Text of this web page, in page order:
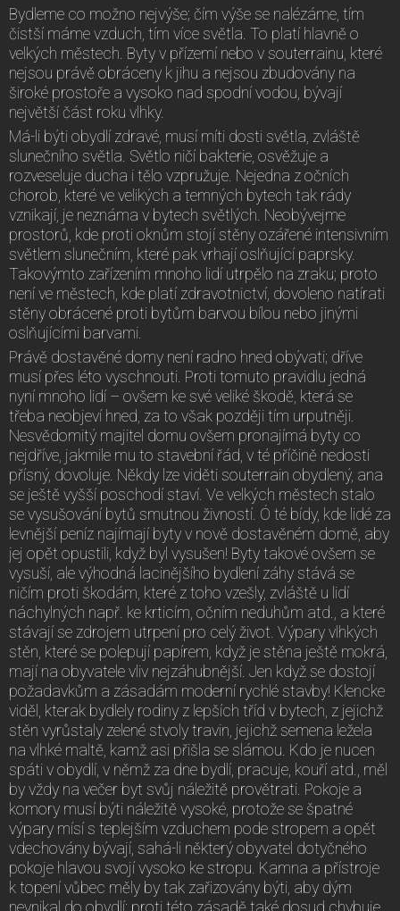
Bydleme co možno nejvýše; čím výše se nalézáme, tím
čistší máme vzduch, tím více světla. To platí hlavně o
velkých městech. Byty v přízemí nebo v souterrainu, které
nejsou právě obráceny k jihu a nejsou zbudovány na
široké prostoře a vysoko nad spodní vodou, bývají
největší část roku vlhky.
Má-li býti obydlí zdravé, musí míti dosti světla, zvláště
slunečního světla. Světlo ničí bakterie, osvěžuje a
rozveseluje ducha i tělo vzpružuje. Nejedna z očních
chorob, které ve velikých a temných bytech tak rády
vznikají, je neznáma v bytech světlých. Neobývejme
prostorů, kde proti oknům stojí stěny ozářené intensivním
světlem slunečním, které pak vrhají oslňující paprsky.
Takovýmto zařízením mnoho lidí utrpělo na zraku; proto
není ve městech, kde platí zdravotnictví, dovoleno natírati
stěny obrácené proti bytům barvou bílou nebo jinými
oslňujícími barvami.
Právě dostavěné domy není radno hned obývati; dříve
musí přes léto vyschnouti. Proti tomuto pravidlu jedná
nyní mnoho lidí – ovšem ke své veliké škodě, která se
třeba neobjeví hned, za to však později tím urputněji.
Nesvědomitý majitel domu ovšem pronajímá byty co
nejdříve, jakmile mu to stavební řád, v té příčině nedosti
přísný, dovoluje. Někdy lze viděti souterrain obydlený, ana
se ještě vyšší poschodí staví. Ve velkých městech stalo
se vysušování bytů smutnou živností. Ó té bídy, kde lidé za
levnější peníz najímají byty v nově dostavěném domě, aby
jej opět opustili, když byl vysušen! Byty takové ovšem se
vysuší, ale výhodná lacinějšího bydlení záhy stává se
ničím proti škodám, které z toho vzešly, zvláště u lidí
náchylných např. ke krticím, očním neduhům atd., a které
stávají se zdrojem utrpení pro celý život. Výpary vlhkých
stěn, které se polepují papírem, když je stěna ještě mokrá,
mají na obyvatele vliv nejzáhubnější. Jen když se dostojí
požadavkům a zásadám moderní rychlé stavby! Klencke
viděl, kterak bydlely rodiny z lepších tříd v bytech, z jejichž
stěn vyrůstaly zelené stvoly travin, jejichž semena ležela
na vlhké maltě, kamž asi přišla se slámou. Kdo je nucen
spáti v obydlí, v němž za dne bydlí, pracuje, kouří atd., měl
by vždy na večer byt svůj náležitě provětrati. Pokoje a
komory musí býti náležitě vysoké, protože se špatné
výpary mísí s teplejším vzduchem pode stropem a opět
vdechovány bývají, sahá-li některý obyvatel dotyčného
pokoje hlavou svojí vysoko ke stropu. Kamna a přístroje
k topení vůbec měly by tak zařizovány býti, aby dým
nevnikal do obydlí; proti této zásadě také dosud chybuje